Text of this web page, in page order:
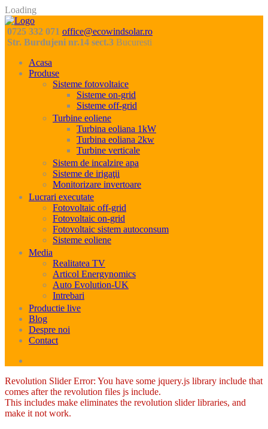
Loading
0725 332 071 office@ecowindsolar.ro
Str. Burdujeni nr.14 sect.3 Bucuresti
Acasa
Produse
Sisteme fotovoltaice
Sisteme on-grid
Sisteme off-grid
Turbine eoliene
Turbina eoliana 1kW
Turbina eoliana 2kw
Turbine verticale
Sistem de incalzire apa
Sisteme de irigaţii
Monitorizare invertoare
Lucrari executate
Fotovoltaic off-grid
Fotovoltaic on-grid
Fotovoltaic sistem autoconsum
Sisteme eoliene
Media
Realitatea TV
Articol Energynomics
Auto Evolution-UK
Intrebari
Productie live
Blog
Despre noi
Contact
Revolution Slider Error: You have some jquery.js library include that
comes after the revolution files js include.
This includes make eliminates the revolution slider libraries, and
make it not work.